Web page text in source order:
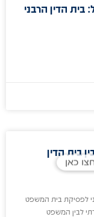
הדין הרבני
בית הדין
לפסיקת בית המשפט
לבין המשפט
כאן